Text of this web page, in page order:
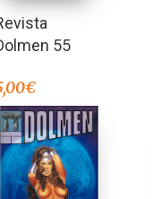
55
€